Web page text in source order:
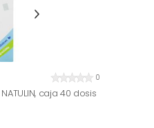
0
caja 40 dosis